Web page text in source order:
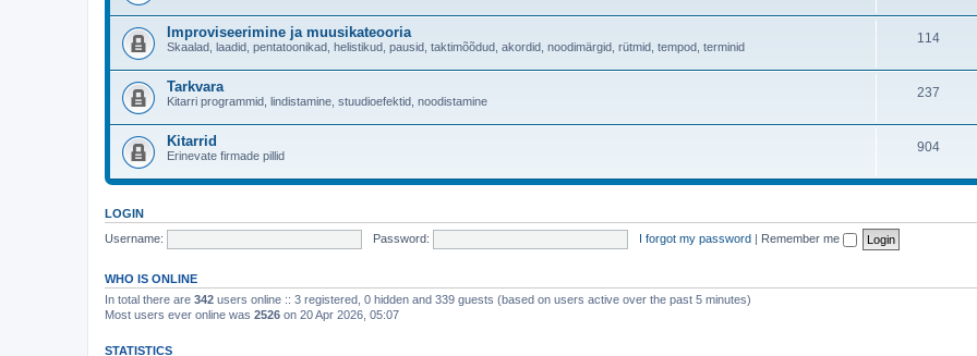
Improviseerimine ja muusikateooria
Skaalad, laadid, pentatoonikad, helistikud, pausid, taktimõõdud, akordid, noodimärgid, rütmid, tempod, terminid
114
Tarkvara
Kitarri programmid, lindistamine, stuudioefektid, noodistamine
237
Kitarrid
Erinevate firmade pillid
904
LOGIN
Username:
Password: I forgot my password | Remember me
WHO IS ONLINE
In total there are 342 users online :: 3 registered, 0 hidden and 339 guests (based on users active over the past 5 minutes)
Most users ever online was 2526 on 20 Apr 2026, 05:07
STATISTICS